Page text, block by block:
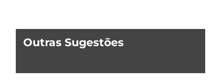
Outras Sugestões